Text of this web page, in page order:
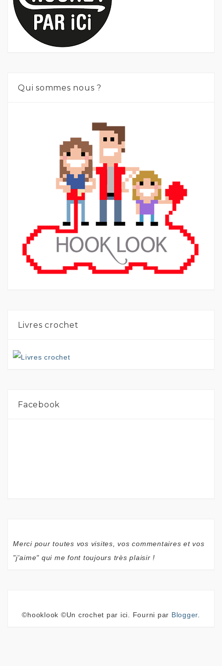
Qui sommes nous ?
Livres crochet
Facebook
Merci pour toutes vos visites, vos commentaires et vos
"j'aime" qui me font toujours très plaisir !
©hooklook ©Un crochet par ici. Fourni par Blogger.